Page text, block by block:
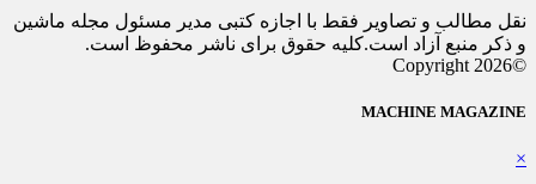
نقل مطالب و تصاویر فقط با اجازه کتبی مدیر مسئول مجله ماشین
و ذکر منبع آزاد است.کلیه حقوق برای ناشر محفوظ است.
©Copyright 2026
MACHINE MAGAZINE
×